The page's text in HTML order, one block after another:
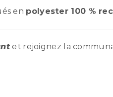
en polyester 100 %
et rejoignez la